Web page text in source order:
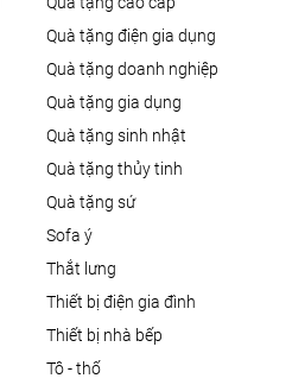
quà tặng điện gia dụng
quà tặng doanh nghiệp
quà tặng gia dụng
quà tặng sinh nhật
quà tặng thủy tinh
quà tặng sứ
sofa ý
thắt lưng
thiết bị điện gia đình
thiết bị nhà bếp
tô - thố